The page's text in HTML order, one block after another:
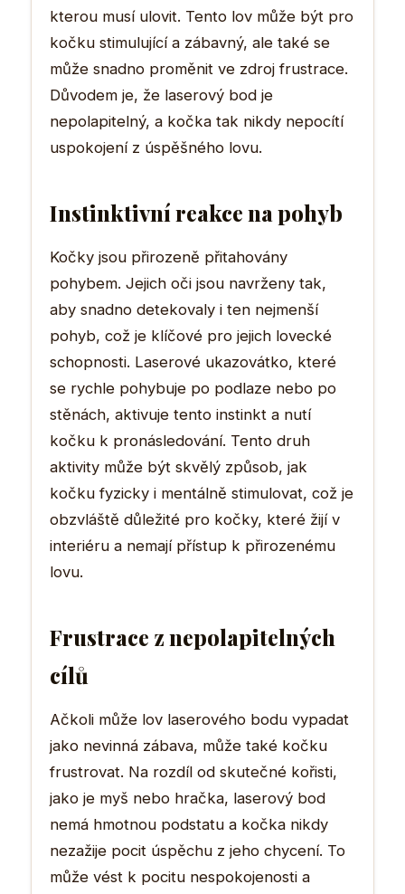
kterou musí ulovit. Tento lov může být pro
kočku stimulující a zábavný, ale také se
může snadno proměnit ve zdroj frustrace.
Důvodem je, že laserový bod je
nepolapitelný, a kočka tak nikdy nepocítí
uspokojení z úspěšného lovu.
Instinktivní reakce na pohyb
Kočky jsou přirozeně přitahovány
pohybem. Jejich oči jsou navrženy tak,
aby snadno detekovaly i ten nejmenší
pohyb, což je klíčové pro jejich lovecké
schopnosti. Laserové ukazovátko, které
se rychle pohybuje po podlaze nebo po
stěnách, aktivuje tento instinkt a nutí
kočku k pronásledování. Tento druh
aktivity může být skvělý způsob, jak
kočku fyzicky i mentálně stimulovat, což je
obzvláště důležité pro kočky, které žijí v
interiéru a nemají přístup k přirozenému
lovu.
Frustrace z nepolapitelných
cílů
Ačkoli může lov laserového bodu vypadat
jako nevinná zábava, může také kočku
frustrovat. Na rozdíl od skutečné kořisti,
jako je myš nebo hračka, laserový bod
nemá hmotnou podstatu a kočka nikdy
nezažije pocit úspěchu z jeho chycení. To
může vést k pocitu nespokojenosti a